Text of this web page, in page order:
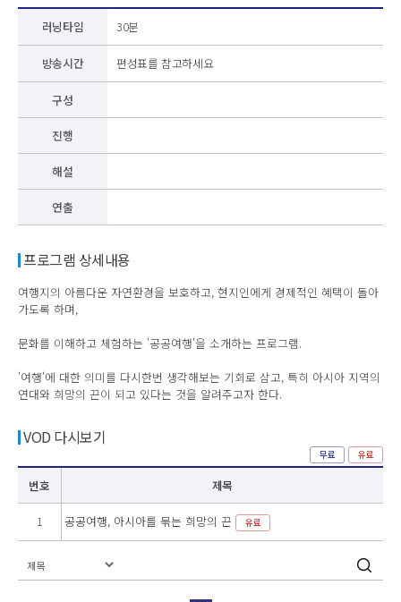
러닝타임 30분
방송시간 편성표를 참고하세요
구성
진행
해설
연출
프로그램 상세내용
여행지의 아름다운 자연환경을 보호하고, 현지인에게 경제적인 혜택이 돌아
가도록 하며,
문화를 이해하고 체험하는 '공공여행'을 소개하는 프로그램.
'여행'에 대한 의미를 다시한번 생각해보는 기회로 삼고, 특히 아시아 지역의
연대와 희망의 끈이 되고 있다는 것을 알려주고자 한다.
VOD 다시보기
번호 제목
1 공공여행, 아시아를 묶는 희망의 끈 유료
무료 유료